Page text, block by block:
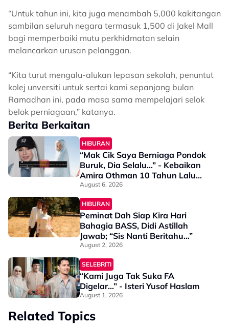
“Untuk tahun ini, kita juga menambah 5,000 kakitangan
sambilan seluruh negara termasuk 1,500 di Jakel Mall
bagi memperbaiki mutu perkhidmatan selain
melancarkan urusan pelanggan.
“Kita turut mengalu-alukan lepasan sekolah, penuntut
kolej unversiti untuk sertai kami sepanjang bulan
Ramadhan ini, pada masa sama mempelajari selok
belok perniagaan,” katanya.
Berita Berkaitan
HIBURAN
“Mak Cik Saya Berniaga Pondok
Buruk, Dia Selalu…” - Kebaikan
Amira Othman 10 Tahun Lalu
Jadi Bualan Wargamaya
August 6, 2026
HIBURAN
Peminat Dah Siap Kira Hari
Bahagia BASS, Didi Astillah
Jawab; “Sis Nanti Beritahu…”
August 2, 2026
SELEBRITI
“Kami Juga Tak Suka FA
Digelar…” - Isteri Yusof Haslam
August 1, 2026
Related Topics